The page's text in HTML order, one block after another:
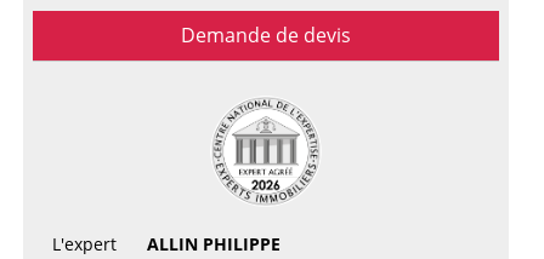
Demande de devis
L'expert
ALLIN PHILIPPE